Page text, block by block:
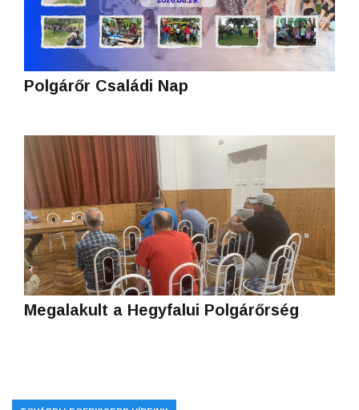
Polgárőr Családi Nap
Megalakult a Hegyfalui Polgárőrség